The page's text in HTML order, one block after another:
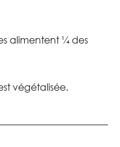
alimentent ¼ des
végétalisée.